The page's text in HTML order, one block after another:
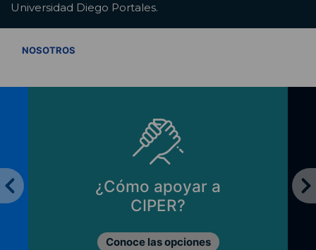
Universidad Diego Portales.
NOSOTROS
¿Cómo apoyar a
CIPER?
Conoce las opciones